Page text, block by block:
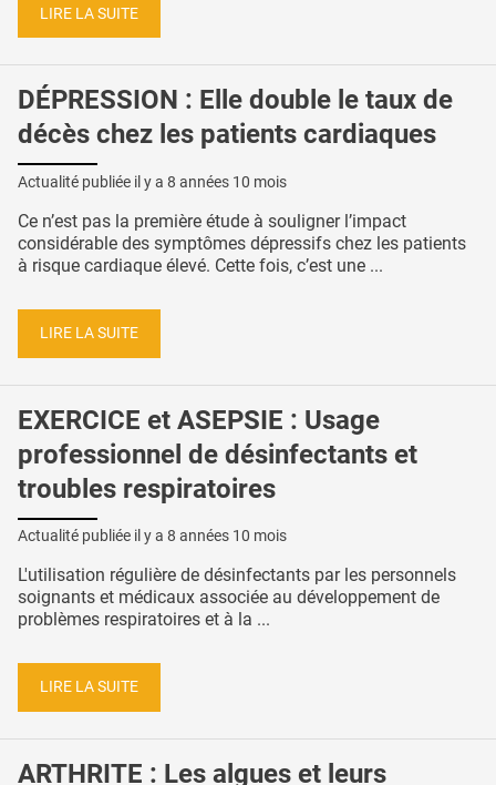
LIRE LA SUITE
DÉPRESSION : Elle double le taux de
décès chez les patients cardiaques
Actualité publiée il y a 8 années 10 mois
Ce n’est pas la première étude à souligner l’impact
considérable des symptômes dépressifs chez les patients
à risque cardiaque élevé. Cette fois, c’est une ...
LIRE LA SUITE
EXERCICE et ASEPSIE : Usage
professionnel de désinfectants et
troubles respiratoires
Actualité publiée il y a 8 années 10 mois
L'utilisation régulière de désinfectants par les personnels
soignants et médicaux associée au développement de
problèmes respiratoires et à la ...
LIRE LA SUITE
ARTHRITE : Les algues et leurs